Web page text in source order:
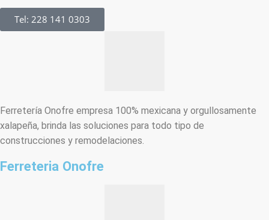
Tel: 228 141 0303
Ferretería Onofre empresa 100% mexicana y orgullosamente
xalapeña, brinda las soluciones para todo tipo de
construcciones y remodelaciones.
Ferreteria Onofre